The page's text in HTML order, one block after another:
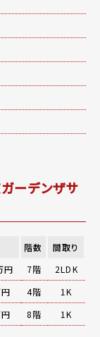
ーデンザサ
階数
間取り
円 7階
2LDK
4階
1K
8階 1K